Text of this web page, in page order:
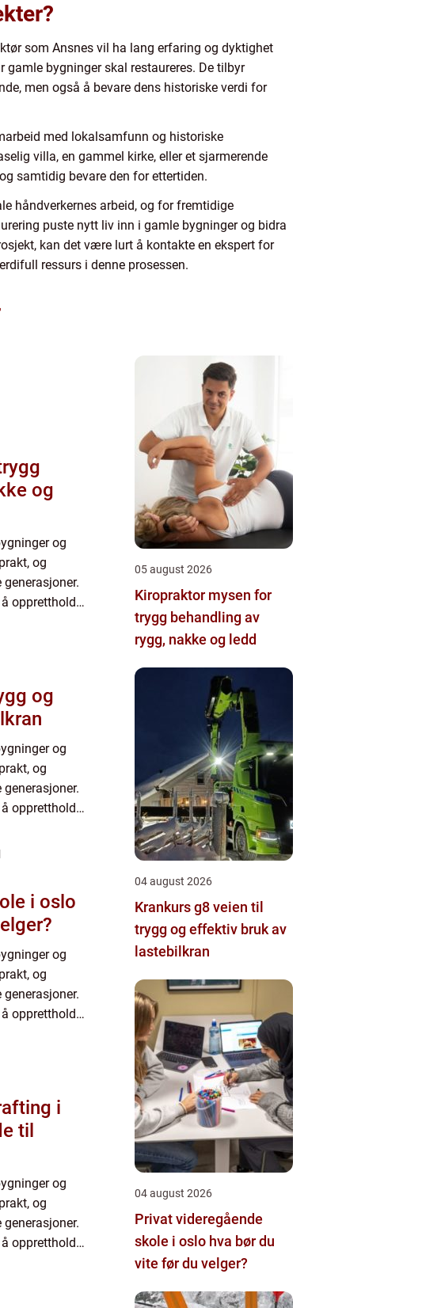
som Ansnes vil ha lang erfaring og dyktighet
bygninger skal restaureres. De tilbyr
men også å bevare dens historiske verdi for
med lokalsamfunn og historiske
villa, en gammel kirke, eller et sjarmerende
samtidig bevare den for ettertiden.
håndverkernes arbeid, og for fremtidige
puste nytt liv inn i gamle bygninger og bidra
kan det være lurt å kontakte en ekspert for
ressurs i denne prosessen.
og
og
og
opprettholde
og
og
opprettholde
i oslo
og
og
opprettholde
i
til
og
og
opprettholde
05 august 2026
Kiropraktor mysen for
trygg behandling av
rygg, nakke og ledd
04 august 2026
Krankurs g8 veien til
trygg og effektiv bruk av
lastebilkran
04 august 2026
Privat videregående
skole i oslo hva bør du
vite før du velger?